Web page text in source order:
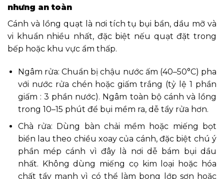
nhưng an toàn
Cánh và lồng quạt là nơi tích tụ bụi bẩn, dầu mỡ và
vi khuẩn nhiều nhất, đặc biệt nếu quạt đặt trong
bếp hoặc khu vực ẩm thấp.
Ngâm rửa: Chuẩn bị chậu nước ấm (40–50°C) pha
với nước rửa chén hoặc giấm trắng (tỷ lệ 1 phần
giấm : 3 phần nước). Ngâm toàn bộ cánh và lồng
trong 10–15 phút để bụi mềm ra, dễ tẩy rửa hơn.
Chà rửa: Dùng bàn chải mềm hoặc miếng bọt
biển lau theo chiều xoay của cánh, đặc biệt chú ý
phần mép cánh vì đây là nơi dễ bám bụi dầu
nhất. Không dùng miếng cọ kim loại hoặc hóa
chất tẩy mạnh vì có thể làm bong lớp sơn hoặc